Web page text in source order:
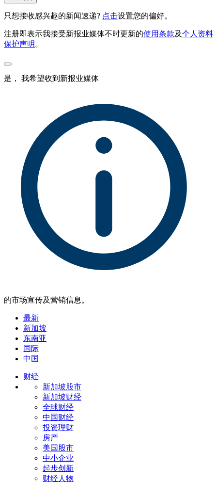
只想接收感兴趣的新闻速递? 点击设置您的偏好。
注册即表示我接受新报业媒体不时更新的使用条款及个人资料
保护声明 。
是， 我希望收到新报业媒体
的市场宣传及营销信息。
最新
新加坡
东南亚
国际
中国
财经
新加坡股市
新加坡财经
全球财经
中国财经
投资理财
房产
美国股市
中小企业
起步创新
财经人物